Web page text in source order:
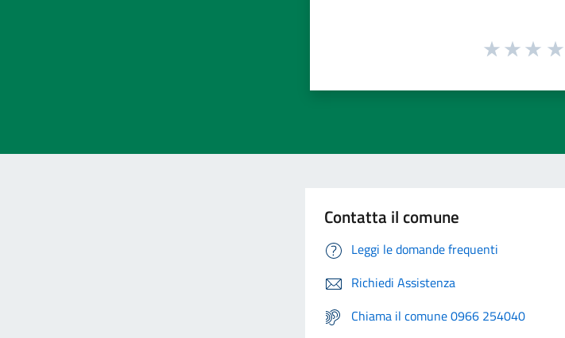
Contatta il comune
Leggi le domande frequenti
Richiedi Assistenza
Chiama il comune 0966 254040